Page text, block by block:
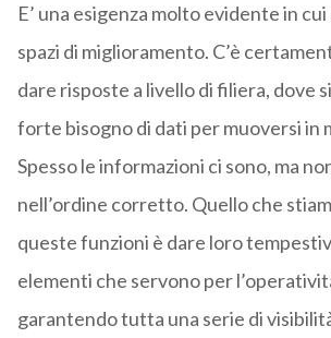
E’ una esigenza molto evidente in
spazi di miglioramento. C’è
dare risposte a livello di filiera, dove
forte bisogno di dati per muoversi in
Spesso le informazioni ci sono, ma
nell’ordine corretto. Quello che
queste funzioni è dare loro
elementi che servono per
garantendo tutta una serie di